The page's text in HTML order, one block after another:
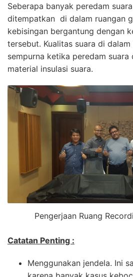
Seberapa banyak peredam
ditempatkan di dalam ruangan
kebisingan bergantung dengan
tersebut. Kualitas suara di
sempurna ketika peredam
material insulasi suara.
Pengerjaan Ruang
Catatan Penting :
Menggunakan jendela. Ini